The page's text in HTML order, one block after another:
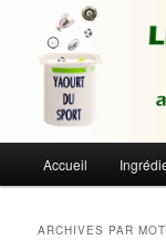
contenu
contenu
secondaireLe
Du sport avec des
principal
Accueil
ARCHIVES PAR